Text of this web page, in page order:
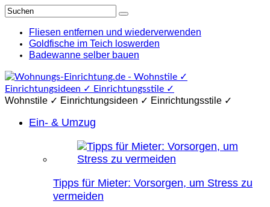
Fliesen entfernen und wiederverwenden
Goldfische im Teich loswerden
Badewanne selber bauen
Wohnstile ✓ Einrichtungsideen ✓ Einrichtungsstile ✓
Ein- & Umzug
Tipps für Mieter: Vorsorgen, um Stress zu
vermeiden